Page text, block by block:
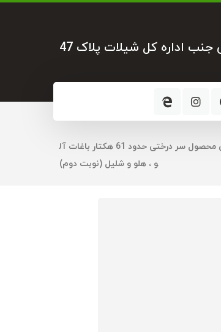
اداره کل شیلات پلاک 47
مزايده فروش محصول سر درختی حدود 61 هکتار باغات آل
و ، هلو و شليل (نوبت دوم)